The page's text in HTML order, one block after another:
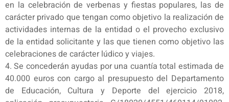
en la celebración de verbenas y fiestas populares, las de
carácter privado que tengan como objetivo la realización de
actividades internas de la entidad o el provecho exclusivo
de la entidad solicitante y las que tienen como objetivo las
celebraciones de carácter lúdico y viajes.
4. Se concederán ayudas por una cuantía total estimada de
40.000 euros con cargo al presupuesto del Departamento
de Educación, Cultura y Deporte del ejercicio 2018,